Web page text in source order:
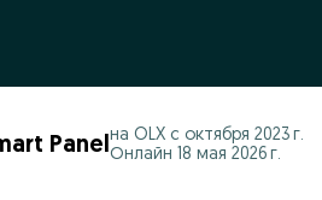
Panelна OLX с октября 2023 г.
Онлайн 18 мая 2026 г.